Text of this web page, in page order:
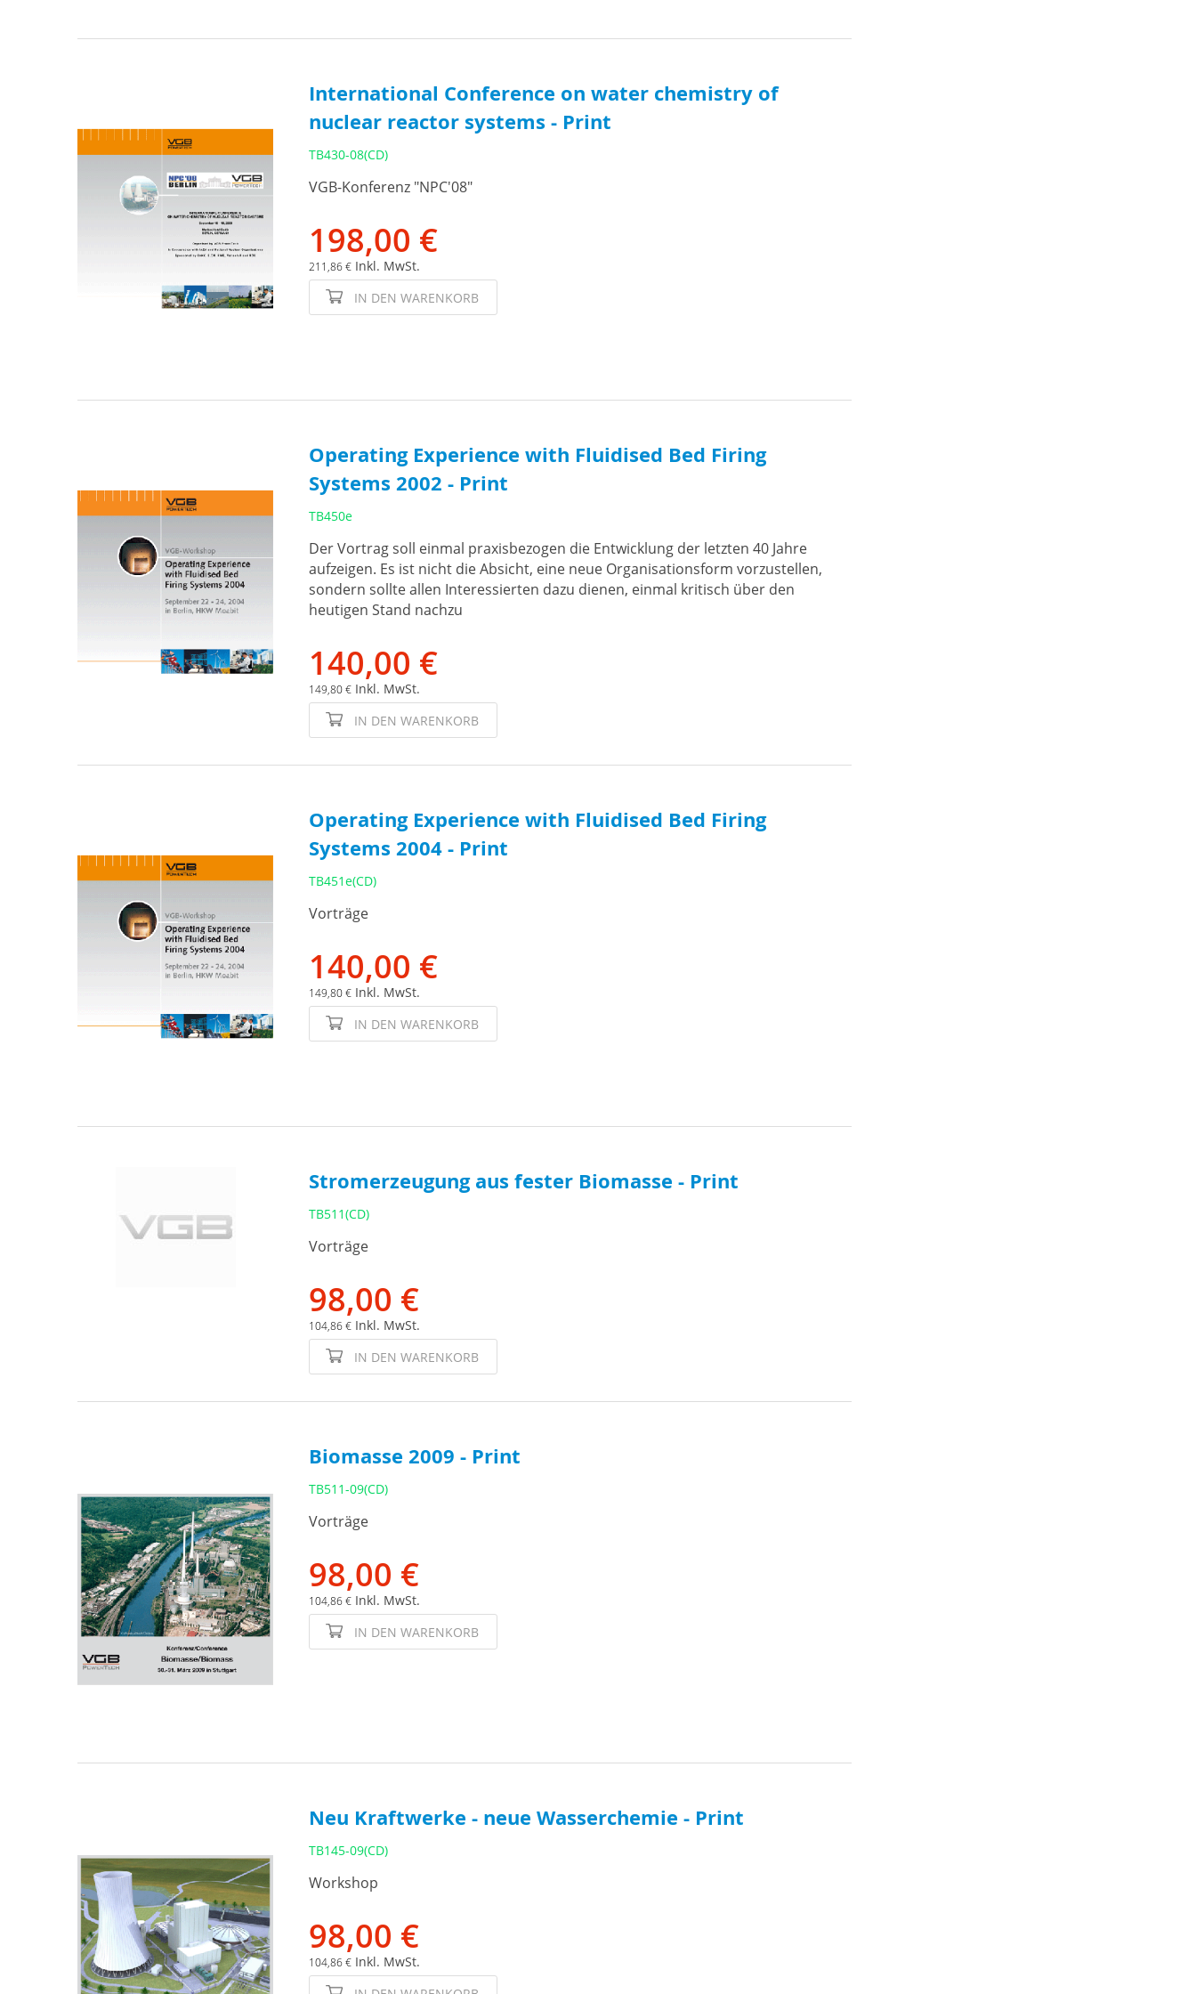
International Conference on water chemistry of
nuclear reactor systems - Print
TB430-08(CD)
VGB-Konferenz "NPC'08"
198,00 €
211,86 € Inkl. MwSt.
IN DEN WARENKORB
Operating Experience with Fluidised Bed Firing
Systems 2002 - Print
TB450e
Der Vortrag soll einmal praxisbezogen die Entwicklung der letzten 40 Jahre
aufzeigen. Es ist nicht die Absicht, eine neue Organisationsform vorzustellen,
sondern sollte allen Interessierten dazu dienen, einmal kritisch über den
heutigen Stand nachzu
140,00 €
149,80 € Inkl. MwSt.
IN DEN WARENKORB
Operating Experience with Fluidised Bed Firing
Systems 2004 - Print
TB451e(CD)
Vorträge
140,00 €
149,80 € Inkl. MwSt.
IN DEN WARENKORB
Stromerzeugung aus fester Biomasse - Print
TB511(CD)
Vorträge
98,00 €
104,86 € Inkl. MwSt.
IN DEN WARENKORB
Biomasse 2009 - Print
TB511-09(CD)
Vorträge
98,00 €
104,86 € Inkl. MwSt.
IN DEN WARENKORB
Neu Kraftwerke - neue Wasserchemie - Print
TB145-09(CD)
Workshop
98,00 €
104,86 € Inkl. MwSt.